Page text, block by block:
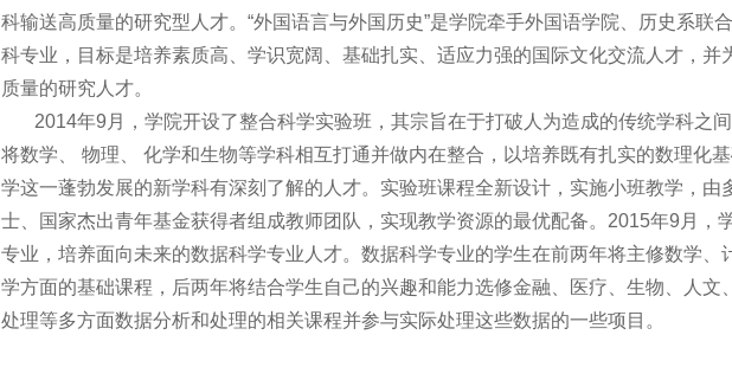
科输送高质量的研究型人才。“外国语言与外国历史”是学院牵手外国语学院、历史系联
科专业，目标是培养素质高、学识宽阔、基础扎实、适应力强的国际文化交流人才，并
质量的研究人才。
2014年9月，学院开设了整合科学实验班，其宗旨在于打破人为造成的传统学科之
将数学、 物理、 化学和生物等学科相互打通并做内在整合，以培养既有扎实的数理化
学这一蓬勃发展的新学科有深刻了解的人才。实验班课程全新设计，实施小班教学，由
士、国家杰出青年基金获得者组成教师团队，实现教学资源的最优配备。2015年9月，
专业，培养面向未来的数据科学专业人才。数据科学专业的学生在前两年将主修数学、
学方面的基础课程，后两年将结合学生自己的兴趣和能力选修金融、医疗、生物、人文
处理等多方面数据分析和处理的相关课程并参与实际处理这些数据的一些项目。